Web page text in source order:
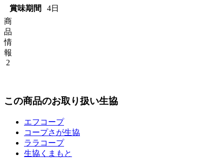
賞味期間
4日
商
品
情
報
2
この商品のお取り扱い生協
エフコープ
コープさが生協
ララコープ
生協くまもと